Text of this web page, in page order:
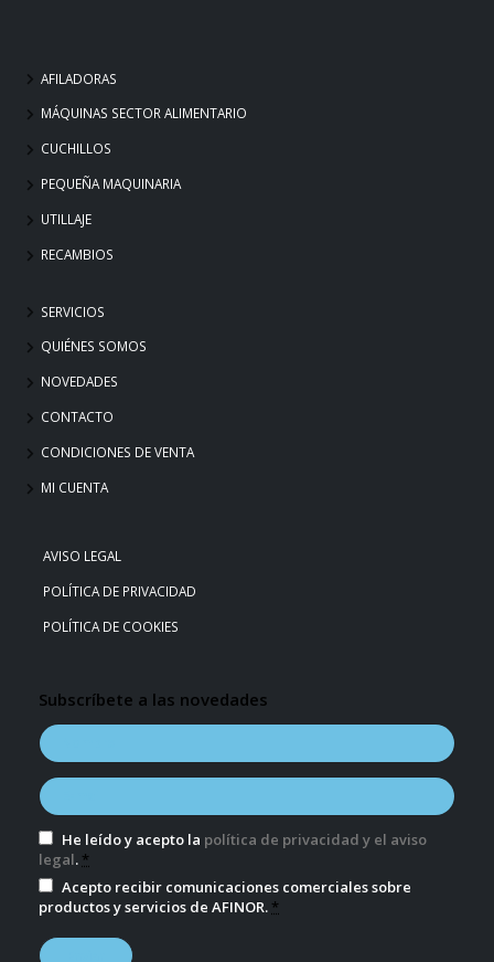
AFILADORAS
MÁQUINAS SECTOR ALIMENTARIO
CUCHILLOS
PEQUEÑA MAQUINARIA
UTILLAJE
RECAMBIOS
SERVICIOS
QUIÉNES SOMOS
NOVEDADES
CONTACTO
CONDICIONES DE VENTA
MI CUENTA
AVISO LEGAL
POLÍTICA DE PRIVACIDAD
POLÍTICA DE COOKIES
Subscríbete a las novedades
He leído y acepto la política de privacidad y el aviso
legal. *
Acepto recibir comunicaciones comerciales sobre
productos y servicios de AFINOR. *